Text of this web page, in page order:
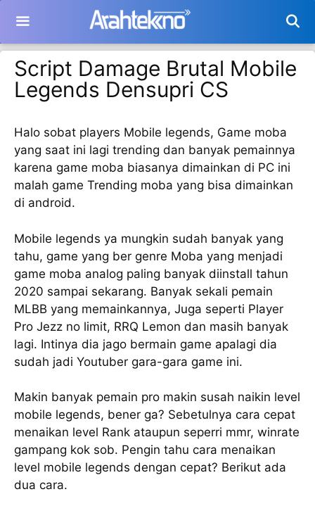
isi
Script Damage Brutal Mobile
Legends Densupri CS
Halo sobat players Mobile legends, Game moba
yang saat ini lagi trending dan banyak pemainnya
karena game moba biasanya dimainkan di PC ini
malah game Trending moba yang bisa dimainkan
di android.
Mobile legends ya mungkin sudah banyak yang
tahu, game yang ber genre Moba yang menjadi
game moba analog paling banyak diinstall tahun
2020 sampai sekarang. Banyak sekali pemain
MLBB yang memainkannya, Juga seperti Player
Pro Jezz no limit, RRQ Lemon dan masih banyak
lagi. Intinya dia jago bermain game apalagi dia
sudah jadi Youtuber gara-gara game ini.
Makin banyak pemain pro makin susah naikin level
mobile legends, bener ga? Sebetulnya cara cepat
menaikan level Rank ataupun seperri mmr, winrate
gampang kok sob. Pengin tahu cara menaikan
level mobile legends dengan cepat? Berikut ada
dua cara.